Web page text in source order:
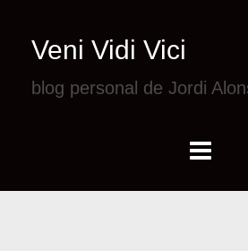
Veni Vidi Vici
blog personal de Jordi